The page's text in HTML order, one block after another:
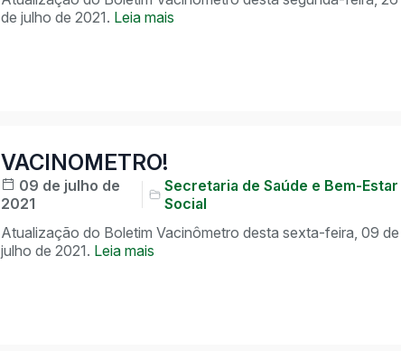
de julho de 2021. Leia mais
VACINOMETRO!
09 de julho de
2021
Secretaria de Saúde e Bem-Estar
Social
Atualização do Boletim Vacinômetro desta sexta-feira, 09 de
julho de 2021. Leia mais